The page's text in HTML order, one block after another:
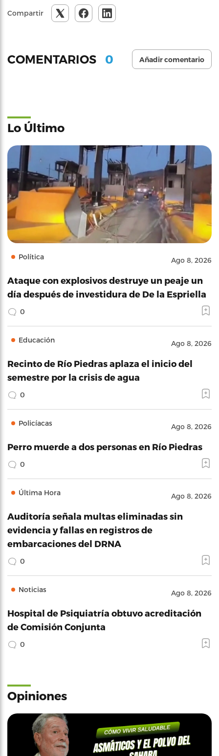
Compartir
COMENTARIOS 0 Añadir comentario
Lo Último
Política Ago 8, 2026
Ataque con explosivos destruye un peaje un
día después de investidura de De la Espriella
0
Educación Ago 8, 2026
Recinto de Río Piedras aplaza el inicio del
semestre por la crisis de agua
0
Policíacas Ago 8, 2026
Perro muerde a dos personas en Río Piedras
0
Última Hora Ago 8, 2026
Auditoría señala multas eliminadas sin
evidencia y fallas en registros de
embarcaciones del DRNA
0
Noticias Ago 8, 2026
Hospital de Psiquiatría obtuvo acreditación
de Comisión Conjunta
0
Opiniones